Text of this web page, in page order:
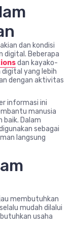
dan kondisi
digital. Beberapa
dan kayako-
yang lebih
dengan aktivitas
informasi ini
manusia
baik. Dalam
sebagai
langsung
membutuhkan
mudah dilalui
usaha